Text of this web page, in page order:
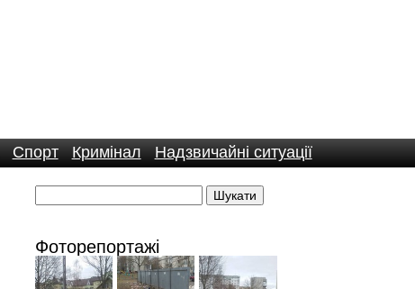
Спорт Кримінал Надзвичайні ситуації
Фоторепортажі